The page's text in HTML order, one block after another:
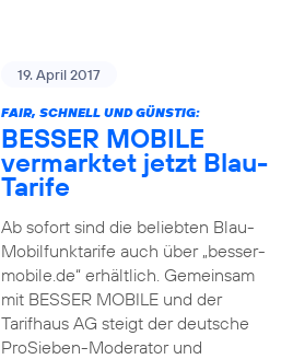
19. April 2017
FAIR, SCHNELL UND GÜNSTIG:
BESSER MOBILE
vermarktet jetzt Blau-
Tarife
Ab sofort sind die beliebten Blau-
Mobilfunktarife auch über „besser-
mobile.de“ erhältlich. Gemeinsam
mit BESSER MOBILE und der
Tarifhaus AG steigt der deutsche
ProSieben-Moderator und